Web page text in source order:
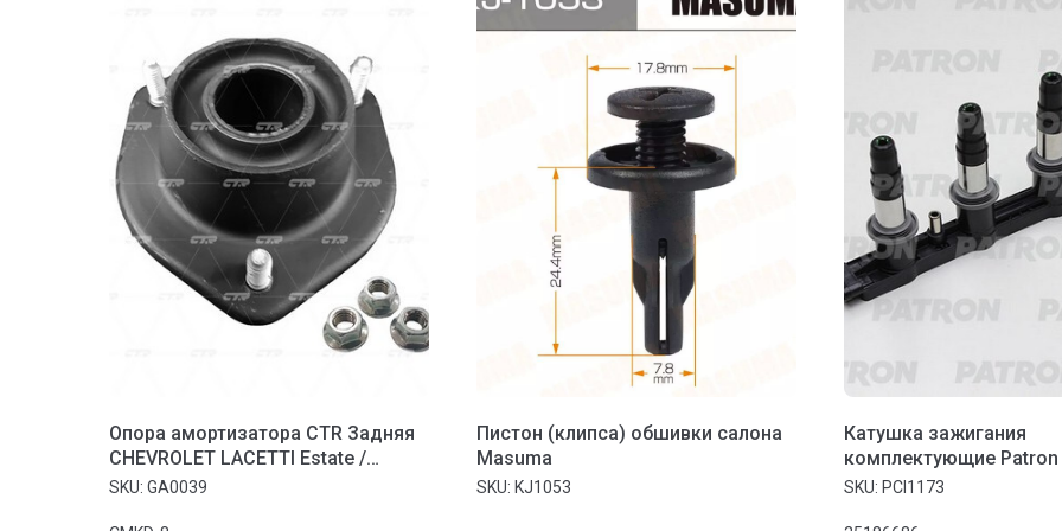
Опора амортизатора CTR Задняя
CHEVROLET LACETTI Estate /
CHEVROLET LACETTI Estate /
SKU: GA0039
Пистон (клипса) обшивки салона
Masuma
SKU: KJ1053
Катушка зажигания
комплектующие
154.1mm) Chevrolet:
SKU: PCI1173